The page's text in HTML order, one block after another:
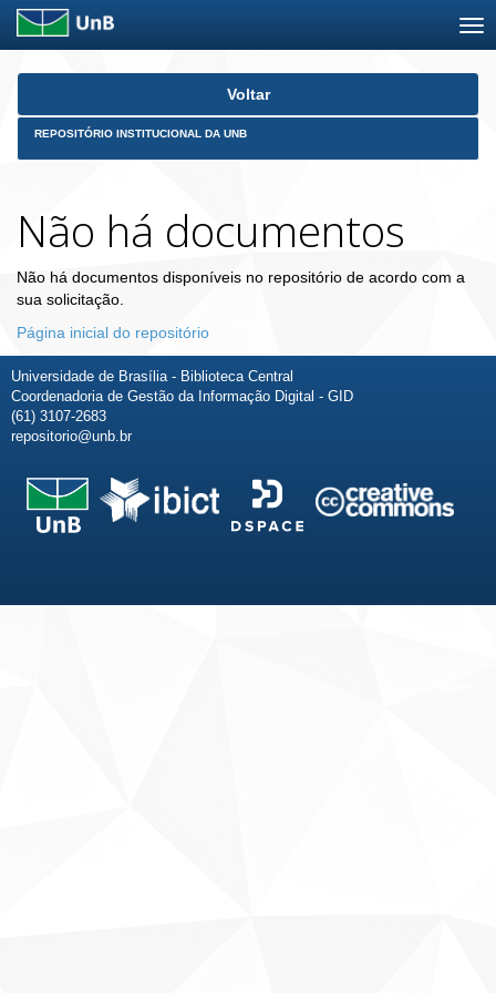
Skip
Voltar
REPOSITÓRIO INSTITUCIONAL DA UNB
Não há documentos
Não há documentos disponíveis no repositório de acordo com a
sua solicitação.
Página inicial do repositório
Universidade de Brasília - Biblioteca Central
Coordenadoria de Gestão da Informação Digital - GID
(61) 3107-2683
repositorio@unb.br